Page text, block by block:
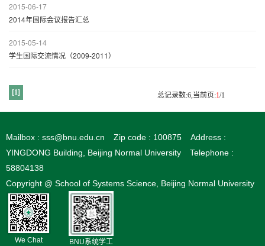
2015-06-17
2014年国际会议报告汇总
2015-05-14
学生国际交流情况（2009-2011）
[1] 总记录数:6,当前页:1/1
Mailbox : sss@bnu.edu.cn Zip code : 100875
Address :
YINGDONG Building, Beijing Normal University
Telephone :
58804138
Copyright @ School of Systems Science, Beijing Normal University
We Chat BNU系统学工